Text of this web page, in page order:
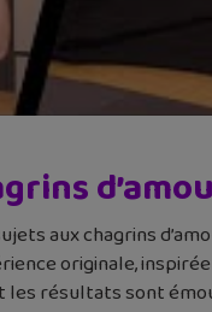
aux chagrins
originale,
les résultats sont